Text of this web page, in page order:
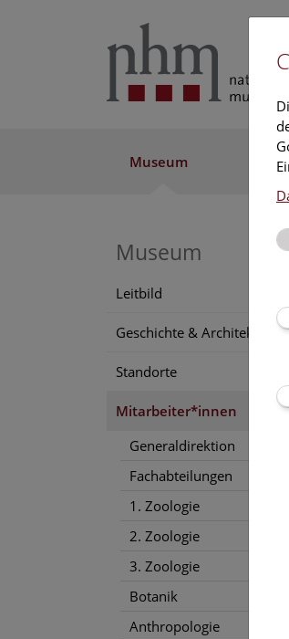
Museum
Museum
Leitbild
Geschichte & Architektur
Standorte
Mitarbeiter*innen
Generaldirektion
Fachabteilungen
1. Zoologie
2. Zoologie
3. Zoologie
Botanik
Anthropologie